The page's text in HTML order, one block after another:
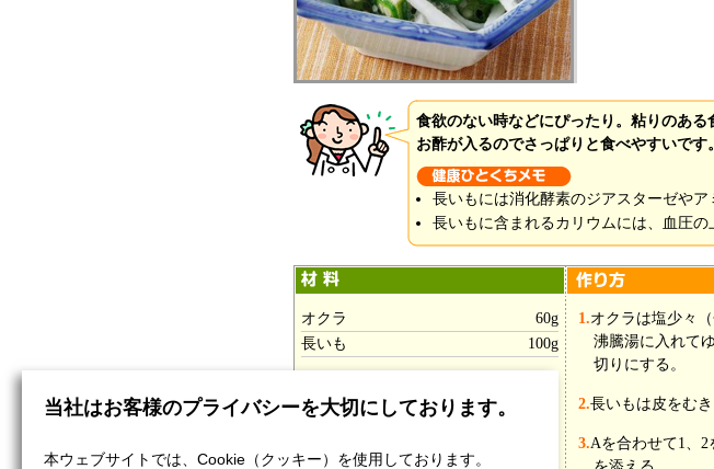
食欲のない時などにぴったり。粘りのある
お酢が入るのでさっぱりと食べやすいです。
長いもには消化酵素のジアスターゼや
長いもに含まれるカリウムには、血圧
オクラ
60g
長いも
100g
塩
1.オクラは塩少々
沸騰湯に入れて
切りにする。
2.長いもは皮をむ
3.Aを合わせて1、
当社はお客様のプライバシーを大切にしております。
本ウェブサイトでは、Cookie（クッキー）を使用しております。